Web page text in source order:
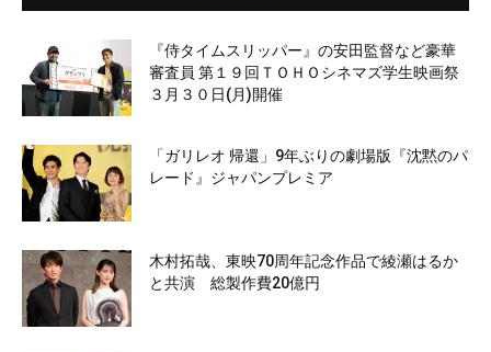
『侍タイムスリッパー』の安田監督など豪華
審査員 第１９回ＴＯＨＯシネマズ学生映画祭
３月３０日(月)開催
「ガリレオ 帰還」9年ぶりの劇場版『沈黙のパ
レード』ジャパンプレミア
木村拓哉、東映70周年記念作品で綾瀬はるか
と共演 総製作費20億円